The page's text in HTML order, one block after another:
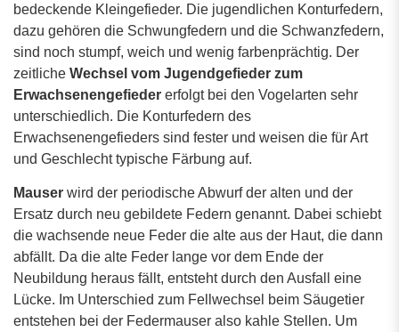
bedeckende Kleingefieder. Die jugendlichen Konturfedern,
dazu gehören die Schwungfedern und die Schwanzfedern,
sind noch stumpf, weich und wenig farbenprächtig. Der
zeitliche Wechsel vom Jugendgefieder zum
Erwachsenengefieder erfolgt bei den Vogelarten sehr
unterschiedlich. Die Konturfedern des
Erwachsenengefieders sind fester und weisen die für Art
und Geschlecht typische Färbung auf.
Mauser wird der periodische Abwurf der alten und der
Ersatz durch neu gebildete Federn genannt. Dabei schiebt
die wachsende neue Feder die alte aus der Haut, die dann
abfällt. Da die alte Feder lange vor dem Ende der
Neubildung heraus fällt, entsteht durch den Ausfall eine
Lücke. Im Unterschied zum Fellwechsel beim Säugetier
entstehen bei der Federmauser also kahle Stellen. Um